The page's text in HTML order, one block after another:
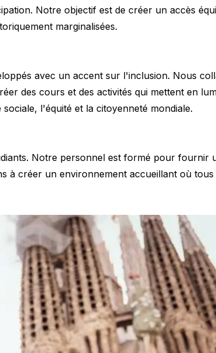
Notre objectif est de créer un accès
marginalisées.
avec un accent sur l'inclusion. Nous
des cours et des activités qui mettent en
l'équité et la citoyenneté mondiale.
Notre personnel est formé pour fournir
à créer un environnement accueillant où